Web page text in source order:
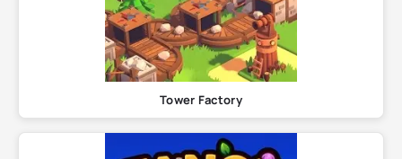
Tower Factory